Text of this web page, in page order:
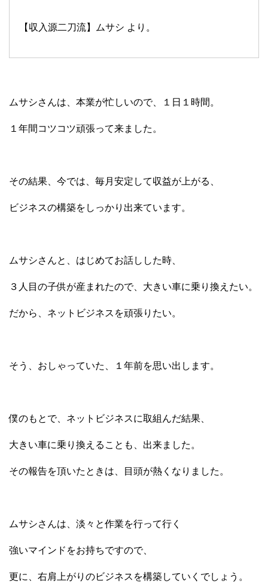
【収入源二刀流】ムサシ より。
ムサシさんは、本業が忙しいので、１日１時間。
１年間コツコツ頑張って来ました。
その結果、今では、毎月安定して収益が上がる、
ビジネスの構築をしっかり出来ています。
ムサシさんと、はじめてお話しした時、
３人目の子供が産まれたので、大きい車に乗り換えたい。
だから、ネットビジネスを頑張りたい。
そう、おしゃっていた、１年前を思い出します。
僕のもとで、ネットビジネスに取組んだ結果、
大きい車に乗り換えることも、出来ました。
その報告を頂いたときは、目頭が熱くなりました。
ムサシさんは、淡々と作業を行って行く
強いマインドをお持ちですので、
更に、右肩上がりのビジネスを構築していくでしょう。